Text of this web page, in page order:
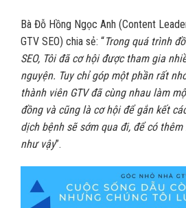
Bà Đỗ Hồng Ngọc Anh (Content
GTV SEO) chia sẻ: “Trong quá trình
SEO, Tôi đã cơ hội được tham gia
nguyện. Tuy chỉ góp một phần rất
thành viên GTV đã cùng nhau làm
đồng và cũng là cơ hội để gắn kết
dịch bệnh sẽ sớm qua đi, để có
như vậy”.